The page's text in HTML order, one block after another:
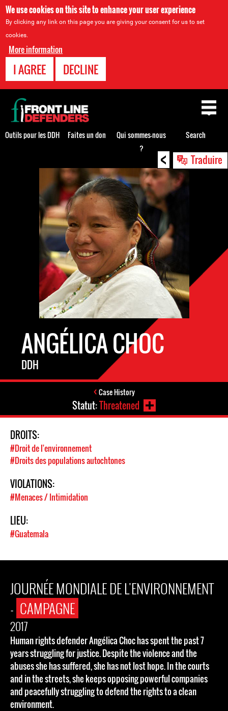
We use cookies on this site to enhance your user experience
By clicking any link on this page you are giving your consent for us to set
cookies.
More information
I AGREE DECLINE
< Traduire
ANGÉLICA CHOC
DDH
Case History
Statut:Threatened
DROITS:
#Droit de l'environnement
#Droits des populations autochtones
VIOLATIONS:
#Menaces / Intimidation
LIEU:
#Guatemala
JOURNÉE MONDIALE DE L'ENVIRONNEMENT
- CAMPAGNE
2017
Human rights defender Angélica Choc has spent the past 7
years struggling for justice. Despite the violence and the
abuses she has suffered, she has not lost hope. In the courts
and in the streets, she keeps opposing powerful companies
and peacefully struggling to defend the rights to a clean
environment.
Back
to
top
Outils pour les DDH Faites un don
Qui sommes-nous
?
Search